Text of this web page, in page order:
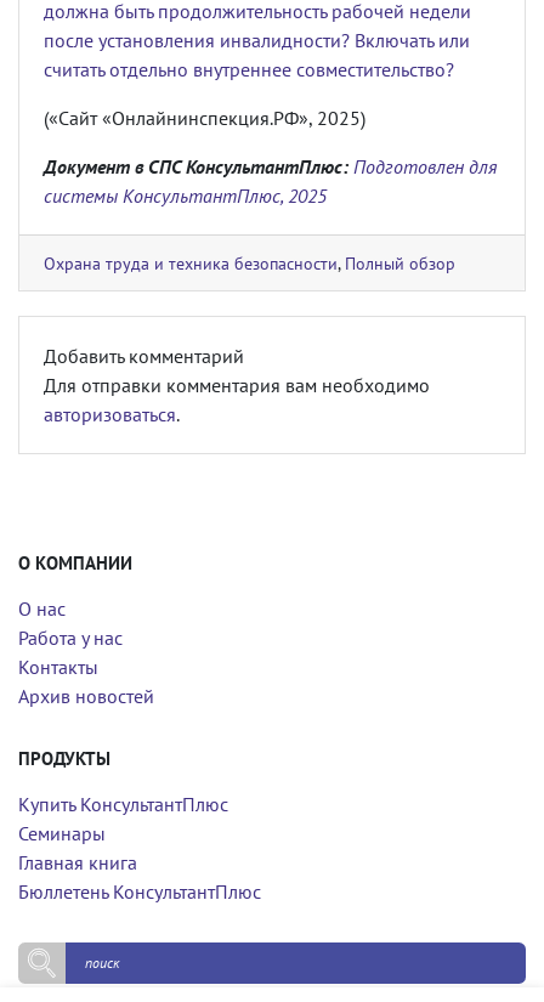
должна быть продолжительность рабочей недели
после установления инвалидности? Включать или
считать отдельно внутреннее совместительство?
(«Сайт «Онлайнинспекция.РФ», 2025)
Документ в СПС КонсультантПлюс: Подготовлен для
системы КонсультантПлюс, 2025
Охрана труда и техника безопасности, Полный обзор
Добавить комментарий
Для отправки комментария вам необходимо
авторизоваться.
О КОМПАНИИ
О нас
Работа у нас
Контакты
Архив новостей
ПРОДУКТЫ
Купить КонсультантПлюс
Семинары
Главная книга
Бюллетень КонсультантПлюс